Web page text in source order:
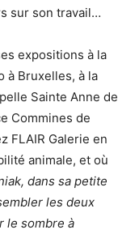
sur son travail…
expositions à la
à Bruxelles, à la
Sainte Anne de
Commines de
FLAIR Galerie en
animale, et où
dans sa petite
les deux
le sombre à